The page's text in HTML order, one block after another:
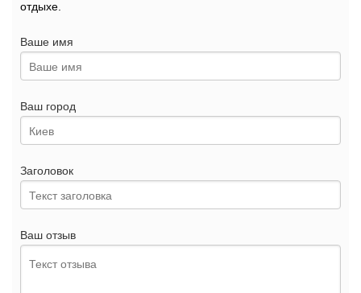
отдыхе.
Ваше имя
Ваш город
Заголовок
Ваш отзыв